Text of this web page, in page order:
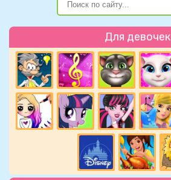
Для девочек